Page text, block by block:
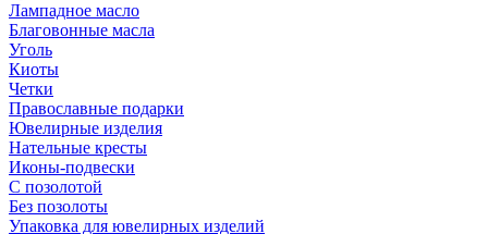
Лампадное масло
Благовонные масла
Уголь
Киоты
Четки
Православные подарки
Ювелирные изделия
Нательные кресты
Иконы-подвески
С позолотой
Без позолоты
Упаковка для ювелирных изделий